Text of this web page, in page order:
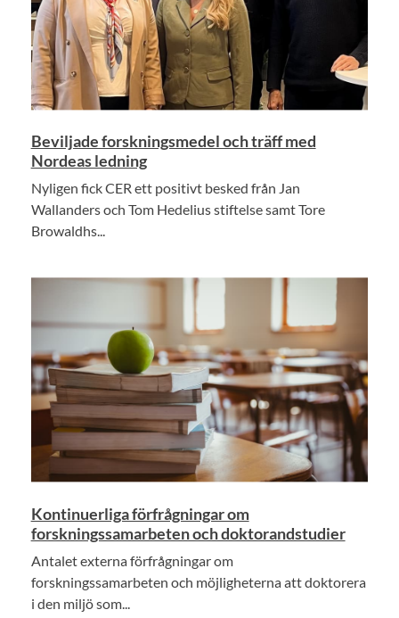
Beviljade forskningsmedel och träff med
Nordeas ledning
Nyligen fick CER ett positivt besked från Jan
Wallanders och Tom Hedelius stiftelse samt Tore
Browaldhs...
Kontinuerliga förfrågningar om
forskningssamarbeten och doktorandstudier
Antalet externa förfrågningar om
forskningssamarbeten och möjligheterna att doktorera
i den miljö som...